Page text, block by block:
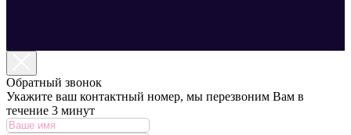
Обратный звонок
Укажите ваш контактный номер, мы перезвоним Вам в
течение 3 минут